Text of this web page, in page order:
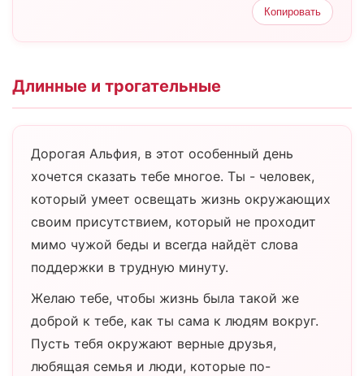
Копировать
Длинные и трогательные
Дорогая Альфия, в этот особенный день
хочется сказать тебе многое. Ты - человек,
который умеет освещать жизнь окружающих
своим присутствием, который не проходит
мимо чужой беды и всегда найдёт слова
поддержки в трудную минуту.
Желаю тебе, чтобы жизнь была такой же
доброй к тебе, как ты сама к людям вокруг.
Пусть тебя окружают верные друзья,
любящая семья и люди, которые по-